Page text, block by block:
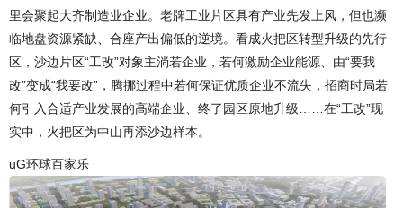
里会聚起大齐制造业企业。老牌工业片区具有产业先发上风，但也濒
临地盘资源紧缺、合座产出偏低的逆境。看成火把区转型升级的先行
区，沙边片区“工改”对象主淌若企业，若何激励企业能源、由“要我
改”变成“我要改”，腾挪过程中若何保证优质企业不流失，招商时局若
何引入合适产业发展的高端企业、终了园区原地升级……在“工改”现
实中，火把区为中山再添沙边样本。
uG环球百家乐